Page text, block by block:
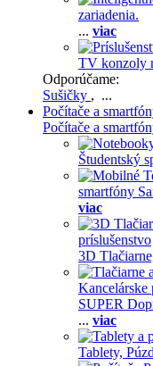
zariadenia.
... viac
TV konzoly
Odporúčame:
Sušičky , ...
Počítače a
Počítače a
Študentský
smartfóny
viac
príslušenstvo
3D
Kancelárske
SUPER
... viac
Tablety,